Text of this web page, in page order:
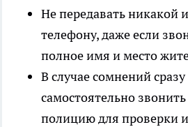
Не передавать никакой
телефону, даже если
полное имя и место
В случае сомнений сразу
самостоятельно
полицию для проверки